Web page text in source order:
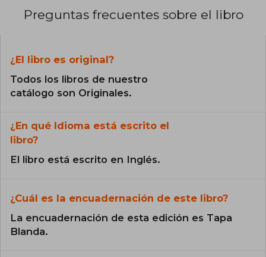
Preguntas frecuentes sobre el libro
¿El libro es original?
Todos los libros de nuestro
catálogo son Originales.
¿En qué Idioma está escrito el
libro?
El libro está escrito en Inglés.
¿Cuál es la encuadernación de este libro?
La encuadernación de esta edición es Tapa
Blanda.